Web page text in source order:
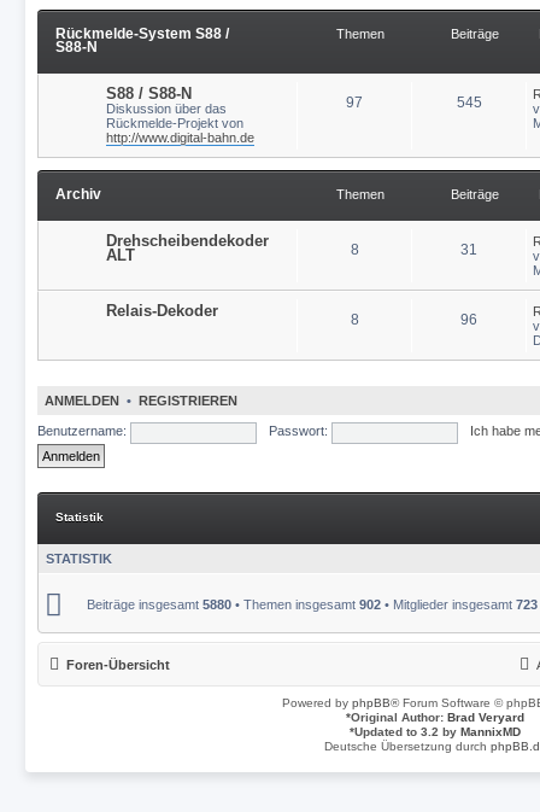
Rückmelde-System S88 /
S88-N
Themen Beiträge
S88 / S88-N
Diskussion über das
Rückmelde-Projekt von
http://www.digital-bahn.de
97 545
Archiv Themen Beiträge
Drehscheibendekoder
ALT
8 31
Relais-Dekoder 8 96
ANMELDEN • REGISTRIEREN
Benutzername: Passwort: Ich habe
Statistik
STATISTIK
Beiträge insgesamt 5880 • Themen insgesamt 902 • Mitglieder insgesamt 723
Foren-Übersicht
Powered by phpBB® Forum Software ©
*Original Author: Brad Veryard
*Updated to 3.2 by MannixMD
Deutsche Übersetzung durch